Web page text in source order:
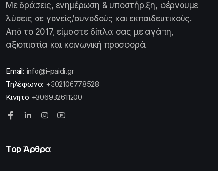
Με δράσεις, ενημέρωση & υποστήριξη, φέρνουμε
λύσεις σε γονείς/συνοδούς και εκπαιδευτικούς.
Από το 2017, είμαστε δίπλα σας με αγάπη,
αξιοπιστία και κοινωνική προσφορά.
Email: info@i-paidi.gr
Τηλέφωνο: +302106778528
Κινητό +306932611200
Top Άρθρα